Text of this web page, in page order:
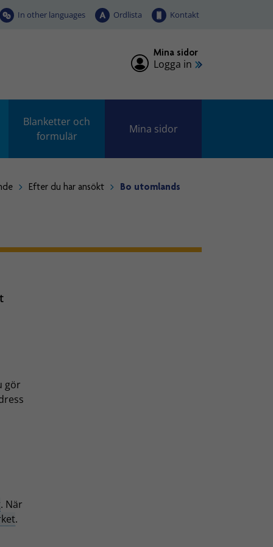
In other languages Ordlista Kontakt
Mina sidor
Logga in
Blanketter och
formulär
Mina sidor
Efter du har ansökt Bo utomlands
gör
. När
.